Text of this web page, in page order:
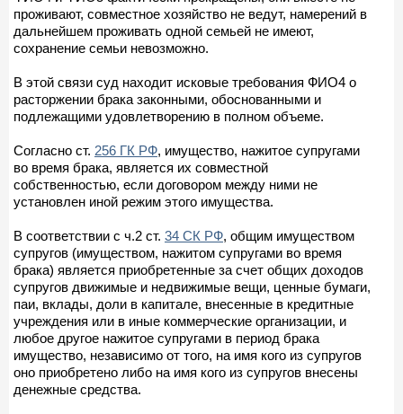
проживают, совместное хозяйство не ведут, намерений в
дальнейшем проживать одной семьей не имеют,
сохранение семьи невозможно.
В этой связи суд находит исковые требования ФИО4 о
расторжении брака законными, обоснованными и
подлежащими удовлетворению в полном объеме.
Согласно ст. 256 ГК РФ, имущество, нажитое супругами
во время брака, является их совместной
собственностью, если договором между ними не
установлен иной режим этого имущества.
В соответствии с ч.2 ст. 34 СК РФ, общим имуществом
супругов (имуществом, нажитом супругами во время
брака) является приобретенные за счет общих доходов
супругов движимые и недвижимые вещи, ценные бумаги,
паи, вклады, доли в капитале, внесенные в кредитные
учреждения или в иные коммерческие организации, и
любое другое нажитое супругами в период брака
имущество, независимо от того, на имя кого из супругов
оно приобретено либо на имя кого из супругов внесены
денежные средства.